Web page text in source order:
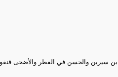
سيرين والحسن في الفطر والأضحى